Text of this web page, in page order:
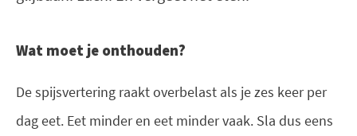
Wat moet je onthouden?
De spijsvertering raakt overbelast als je zes keer per
dag eet. Eet minder en eet minder vaak. Sla dus eens